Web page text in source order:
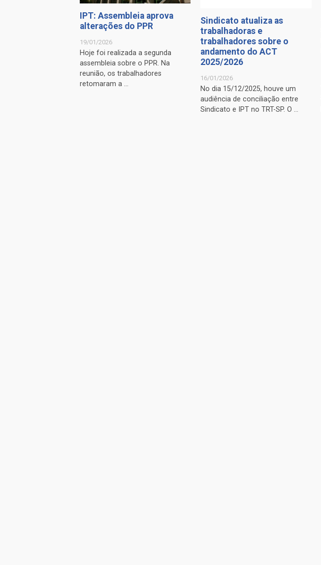
IPT: Assembleia aprova
alterações do PPR
19/01/2026
Hoje foi realizada a segunda
assembleia sobre o PPR. Na
reunião, os trabalhadores
retomaram a ...
Sindicato atualiza as
trabalhadoras e
trabalhadores sobre o
andamento do ACT
2025/2026
16/01/2026
No dia 15/12/2025, houve um
audiência de conciliação entre
Sindicato e IPT no TRT-SP. O ...